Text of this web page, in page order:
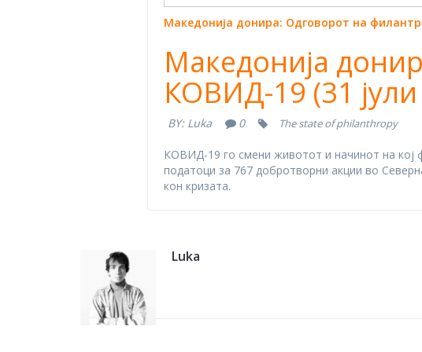
Македонија донира: Одговорот на
Македонија
КОВИД-19 (31
BY: Luka 0 The state of philanthropy
КOВИД-19 го смени животот и начинот на кој
податоци за 767 добротворни акции во
кон кризата.
Luka